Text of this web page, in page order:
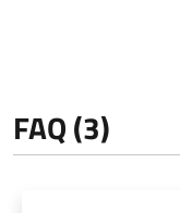
FAQ (3)